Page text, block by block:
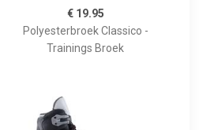
€ 19.95
Polyesterbroek Classico -
Trainings Broek